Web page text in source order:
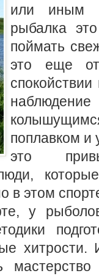
или иным
рыбалка
поймать
это еще
поплавком и
это
в этом
у
хитрости.